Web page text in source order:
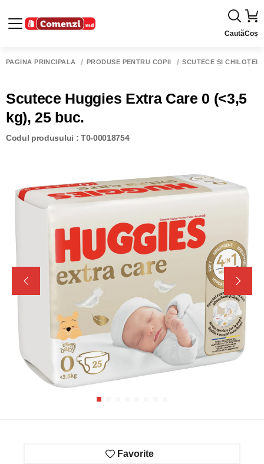
CautăCoș
PAGINA PRINCIPALĂ PRODUSE PENTRU COPII SCUTECE ȘI CHILOȚEI
Scutece Huggies Extra Care 0 (<3,5
kg), 25 buc.
Codul produsului : T0-00018754
Favorite